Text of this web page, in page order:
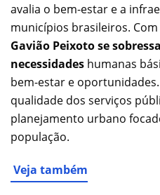
avalia o bem-estar e a
municípios brasileiros.
Gavião Peixoto se
necessidades humanas
bem-estar e
qualidade dos serviços
planejamento urbano
população.
Veja também